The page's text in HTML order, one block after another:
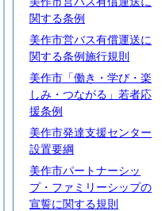
関する条例
美作市営バス有償運送に
関する条例施行規則
美作市「働き・学び・楽
しみ・つながる」若者応
援条例
美作市発達支援センター
設置要綱
美作市パートナーシッ
プ・ファミリーシップの
宣誓に関する規則